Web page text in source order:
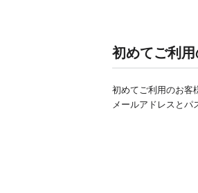
初めてご利
初めてご利用のお客
メールアドレスとパ